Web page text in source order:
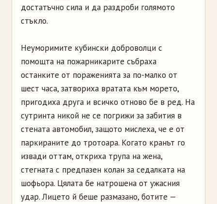
достатъчно сила и да раздроби голямото
стъкло.
Неуморимите кубински доброволци с
помощта на пожарникарите събраха
останките от пораженията за по-малко от
шест часа, затвориха вратата към морето,
пригодиха друга и всичко отново бе в ред. На
сутринта никой не се погрижи за забития в
стената автомобил, защото мислеха, че е от
паркираните до тротоара. Когато кранът го
извади оттам, откриха трупа на жена,
стегната с предпазен колан за седалката на
шофьора. Цялата бе натрошена от ужасния
удар. Лицето й беше размазано, ботите —